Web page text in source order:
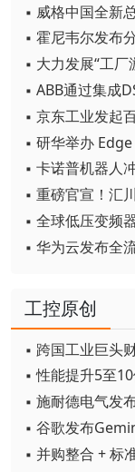
▪ 威格中国全新
▪ 大力发展“工厂
▪ 京东工业发起
▪ 研华举办
▪ 卡诺普机器人
▪ 全球低压变频
▪ 华为云发布全
工控原创
▪ 跨国工业巨头
▪ 并购整合 + 标